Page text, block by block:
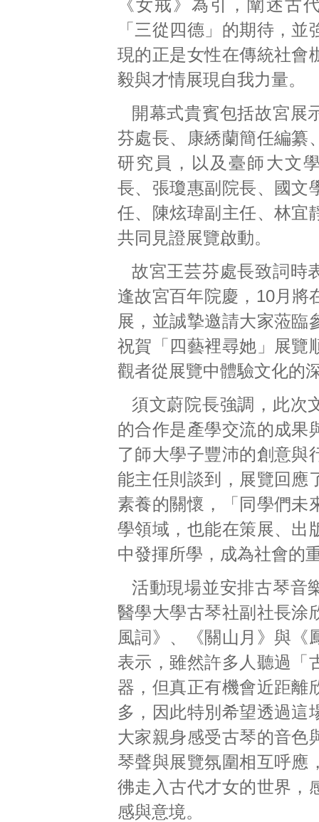
《女戒》為引，闡述古
「三從四德」的期待，並
現的正是女性在傳統社會
毅與才情展現自我力量。
開幕式貴賓包括故宮展
芬處長、康綉蘭簡任編纂
研究員，以及臺師大文
長、張瓊惠副院長、國文
任、陳炫瑋副主任、林宜
共同見證展覽啟動。
故宮王芸芬處長致詞時
逢故宮百年院慶，10月將
展，並誠摯邀請大家蒞臨
祝賀「四藝裡尋她」展覽
觀者從展覽中體驗文化的
須文蔚院長強調，此次
的合作是產學交流的成果
了師大學子豐沛的創意與
能主任則談到，展覽回應
素養的關懷，「同學們未
學領域，也能在策展、出
中發揮所學，成為社會的
活動現場並安排古琴音
醫學大學古琴社副社長涂
風詞》、《關山月》與《
表示，雖然許多人聽過「
器，但真正有機會近距離
多，因此特別希望透過這
大家親身感受古琴的音色
琴聲與展覽氛圍相互呼應
彿走入古代才女的世界，
感與意境。